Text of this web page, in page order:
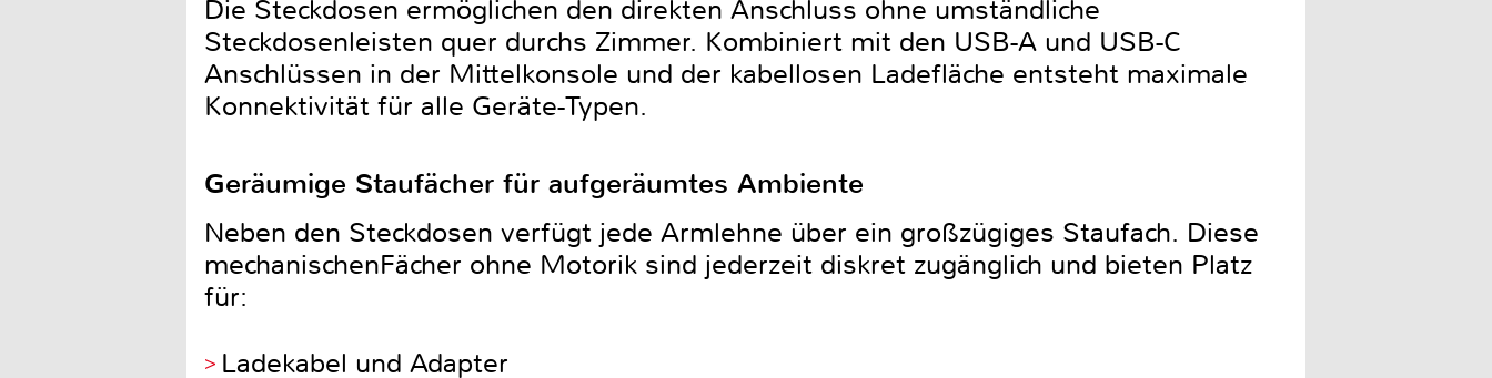
Die Steckdosen ermöglichen den direkten Anschluss ohne umständliche
Steckdosenleisten quer durchs Zimmer. Kombiniert mit den USB-A und USB-C
Anschlüssen in der Mittelkonsole und der kabellosen Ladefläche entsteht maximale
Konnektivität für alle Geräte-Typen.
Geräumige Staufächer für aufgeräumtes Ambiente
Neben den Steckdosen verfügt jede Armlehne über ein großzügiges Staufach. Diese
mechanischenFächer ohne Motorik sind jederzeit diskret zugänglich und bieten Platz
für:
Ladekabel und Adapter